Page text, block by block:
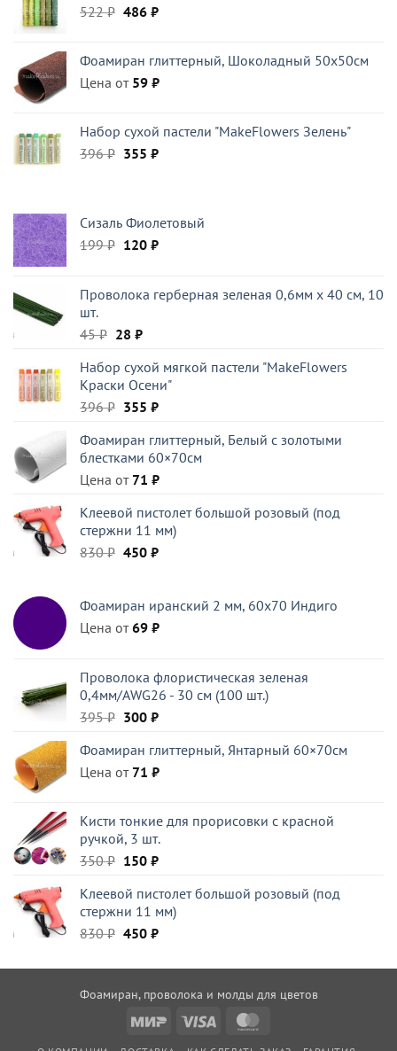
522₽ Первоначальная
522 ₽.
486 ₽Текущая
Фоамиран глиттерный, Шоколадный 50x50см
Цена от 59 ₽
Набор сухой пастели "MakeFlowers Зелень"
396₽ Первоначальная
355 ₽Текущая
Сизаль Фиолетовый
199₽ Первоначальная
199 ₽.
120 ₽Текущая
Проволока герберная зеленая 0,6мм x 40 см, 10
шт.
45₽ Первоначальная
составляла
45 ₽.
28 ₽Текущая
28 ₽.
Набор сухой мягкой пастели "MakeFlowers
Краски Осени"
396₽ Первоначальная
составляла
396 ₽.
355 ₽Текущая
355 ₽.
Фоамиран глиттерный, Белый c золотыми
блестками 60×70см
Цена от 71 ₽
Клеевой пистолет большой розовый (под
стержни 11 мм)
830₽ Первоначальная
830 ₽.
450 ₽Текущая
Фоамиран иранский 2 мм, 60х70 Индиго
Цена от69 ₽
Проволока флористическая зеленая
0,4мм/AWG26 - 30 см (100 шт.)
395₽ Первоначальная
составляла
395 ₽.
300 ₽Текущая
300 ₽.
Фоамиран глиттерный, Янтарный 60×70см
Цена от 71 ₽
Кисти тонкие для прорисовки с красной
ручкой, 3 шт.
350₽ Первоначальная
составляла
350 ₽.
150 ₽Текущая
150 ₽.
Клеевой пистолет большой розовый (под
стержни 11 мм)
830₽ Первоначальная
составляла
450 ₽Текущая
450 ₽.
Фоамиран, проволока и молды для цветов
Mir
Visa